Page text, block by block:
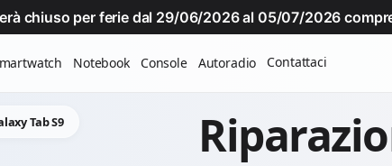
chiuso per ferie dal 29/06/2026 al 05/07/2026
Notebook Console Autoradio Contattaci
Tab S9